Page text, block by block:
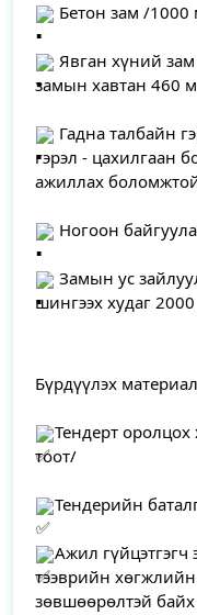
Бетон зам /1000
Явган хүний
замын хавтан 460
Гадна талбайн
гэрэл - цахилгаан
ажиллах
Ногоон
Замын ус
шингээх худаг
Бүрдүүлэх
Тендерт
тоот/
Тендерийн
Ажил гүйцэтгэгч
тээврийн
зөвшөөрөлтэй байх